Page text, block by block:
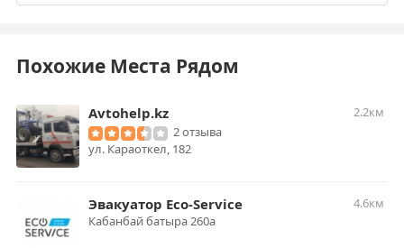
Похожие Места Рядом
Avtohelp.kz
2.2км
2 отзыва
​ул. Караоткел, 182
Эвакуатор Eco-Service
4.6км
Кабанбай батыра 260а